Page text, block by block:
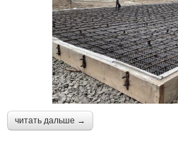
читать дальше →